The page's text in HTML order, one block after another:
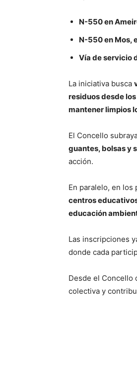
N-550 en
N-550 en Mos,
Vía de servicio
La iniciativa busca
residuos desde
mantener limpios
El Concello
guantes, bolsas y
acción.
En paralelo, en los
centros
educación
Las inscripciones
donde cada
Desde el Concello
colectiva y